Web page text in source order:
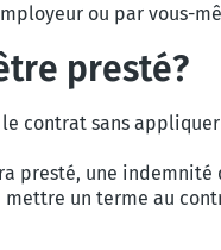
ou par vous-
presté?
contrat sans
presté, une
un terme au